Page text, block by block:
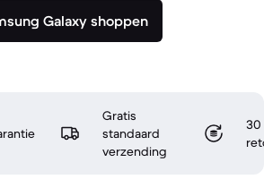
Galaxy shoppen
Gratis
standaard
verzending
30